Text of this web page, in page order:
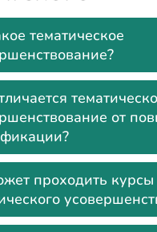
тематическое
от
проходить курсы